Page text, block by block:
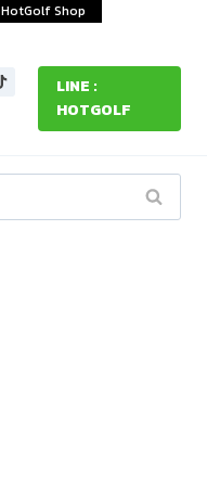
HotGolf Shop
LINE :
HOTGOLF